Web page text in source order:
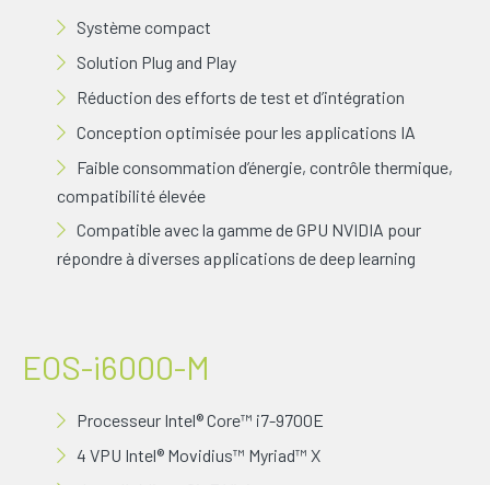
Système compact
Solution Plug and Play
Réduction des efforts de test et d’intégration
Conception optimisée pour les applications IA
Faible consommation d’énergie, contrôle thermique,
compatibilité élevée
Compatible avec la gamme de GPU NVIDIA pour
répondre à diverses applications de deep learning
EOS-i6000-M
Processeur Intel® Core™ i7-9700E
4 VPU Intel® Movidius™ Myriad™ X